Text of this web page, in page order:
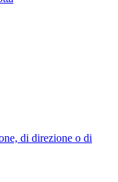
di direzione o di